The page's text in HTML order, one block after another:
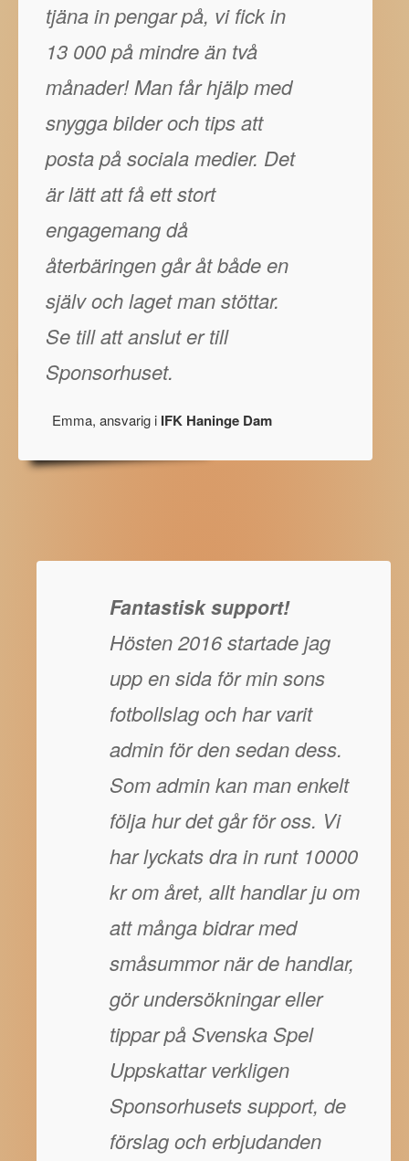
tjäna in pengar på, vi fick in
13 000 på mindre än två
månader! Man får hjälp med
snygga bilder och tips att
posta på sociala medier. Det
är lätt att få ett stort
engagemang då
återbäringen går åt både en
själv och laget man stöttar.
Se till att anslut er till
Sponsorhuset.
Emma, ansvarig i IFK Haninge Dam
Fantastisk support!
Hösten 2016 startade jag
upp en sida för min sons
fotbollslag och har varit
admin för den sedan dess.
Som admin kan man enkelt
följa hur det går för oss. Vi
har lyckats dra in runt 10000
kr om året, allt handlar ju om
att många bidrar med
småsummor när de handlar,
gör undersökningar eller
tippar på Svenska Spel
Uppskattar verkligen
Sponsorhusets support, de
förslag och erbjudanden